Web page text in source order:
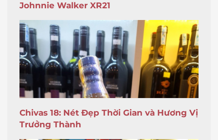
Johnnie Walker XR21
Chivas 18: Nét Đẹp Thời Gian và Hương Vị
Trưởng Thành